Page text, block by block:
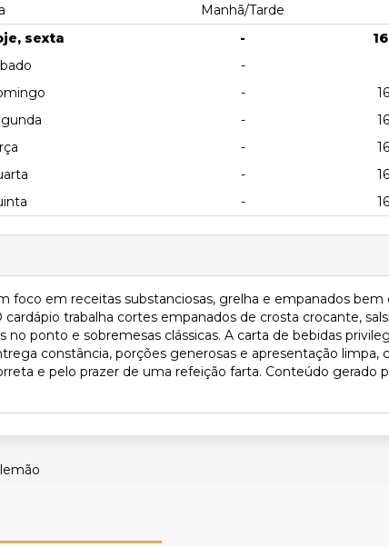
Manhã/Tarde
sexta
-
-
-
-
-
-
-
foco em receitas substanciosas, grelha e empanados bem
trabalha cortes empanados de crosta crocante,
ponto e sobremesas clássicas. A carta de bebidas
constância, porções generosas e apresentação limpa,
e pelo prazer de uma refeição farta. Conteúdo gerado